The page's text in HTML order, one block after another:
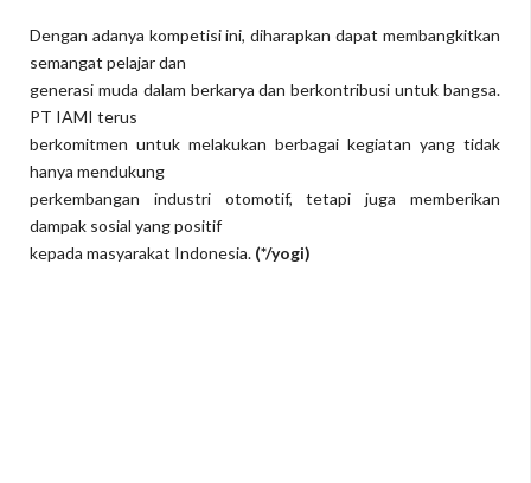
Dengan adanya kompetisi ini, diharapkan dapat membangkitkan
semangat pelajar dan
generasi muda dalam berkarya dan berkontribusi untuk bangsa.
PT IAMI terus
berkomitmen untuk melakukan berbagai kegiatan yang tidak
hanya mendukung
perkembangan industri otomotif, tetapi juga memberikan
dampak sosial yang positif
kepada masyarakat Indonesia. (*/yogi)